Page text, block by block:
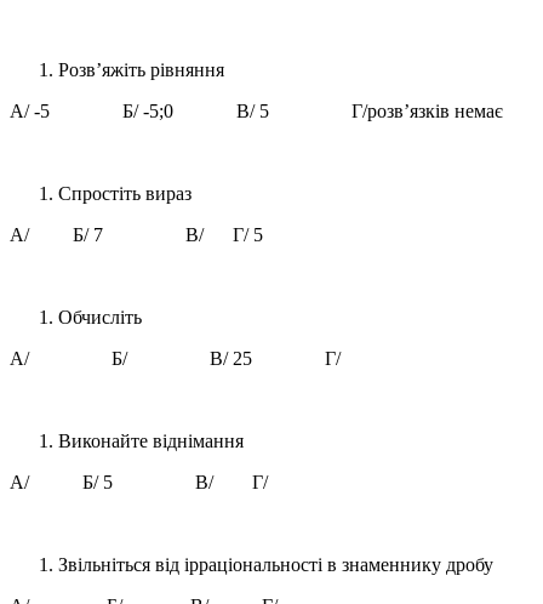
Розв’яжіть рівняння
А/ -5 Б/ -5;0 В/ 5 Г/розв’язків немає
Спростіть вираз
А/ Б/ 7 В/ Г/ 5
Обчисліть
А/ Б/ В/ 25 Г/
Виконайте віднімання
А/ Б/ 5 В/ Г/
Звільніться від ірраціональності в знаменнику дробу